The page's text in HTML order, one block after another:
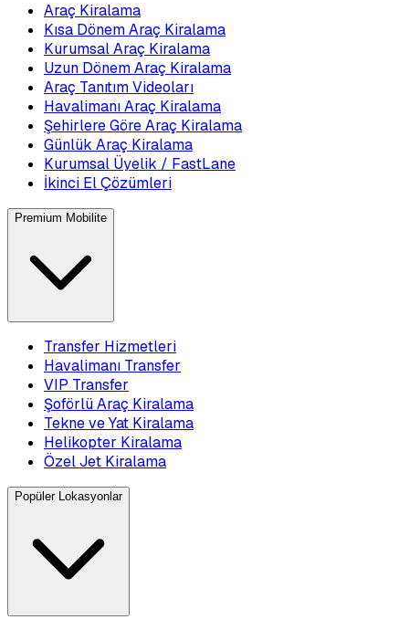
Araç Kiralama
Kısa Dönem Araç Kiralama
Kurumsal Araç Kiralama
Uzun Dönem Araç Kiralama
Araç Tanıtım Videoları
Havalimanı Araç Kiralama
Şehirlere Göre Araç Kiralama
Günlük Araç Kiralama
Kurumsal Üyelik / FastLane
İkinci El Çözümleri
Premium Mobilite
Transfer Hizmetleri
Havalimanı Transfer
VIP Transfer
Şoförlü Araç Kiralama
Tekne ve Yat Kiralama
Helikopter Kiralama
Özel Jet Kiralama
Popüler Lokasyonlar